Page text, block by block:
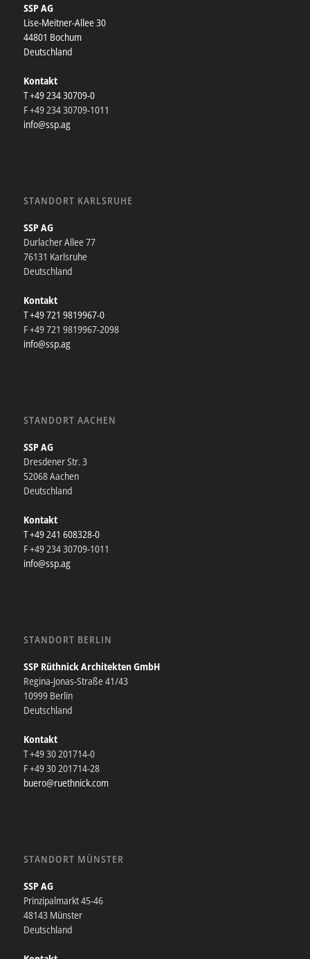
SSP AG
Lise-Meitner-Allee 30
44801 Bochum
Deutschland
Kontakt
T +49 234 30709-0
F +49 234 30709-1011
info@ssp.ag
STANDORT KARLSRUHE
SSP AG
Durlacher Allee 77
76131 Karlsruhe
Deutschland
Kontakt
T +49 721 9819967-0
F +49 721 9819967-2098
info@ssp.ag
STANDORT AACHEN
SSP AG
Dresdener Str. 3
52068 Aachen
Deutschland
Kontakt
T +49 241 608328-0
F +49 234 30709-1011
info@ssp.ag
STANDORT BERLIN
SSP Rüthnick Architekten GmbH
Regina-Jonas-Straße 41/43
10999 Berlin
Deutschland
Kontakt
T +49 30 201714-0
F +49 30 201714-28
buero@ruethnick.com
STANDORT MÜNSTER
SSP AG
Prinzipalmarkt 45-46
48143 Münster
Deutschland